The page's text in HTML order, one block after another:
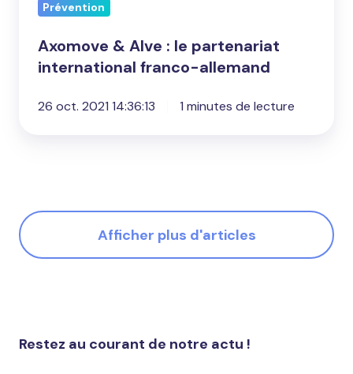
Prévention
Axomove & Alve : le partenariat
international franco-allemand
26 oct. 2021 14:36:13 1 minutes de lecture
Afficher plus d'articles
Restez au courant de notre actu !